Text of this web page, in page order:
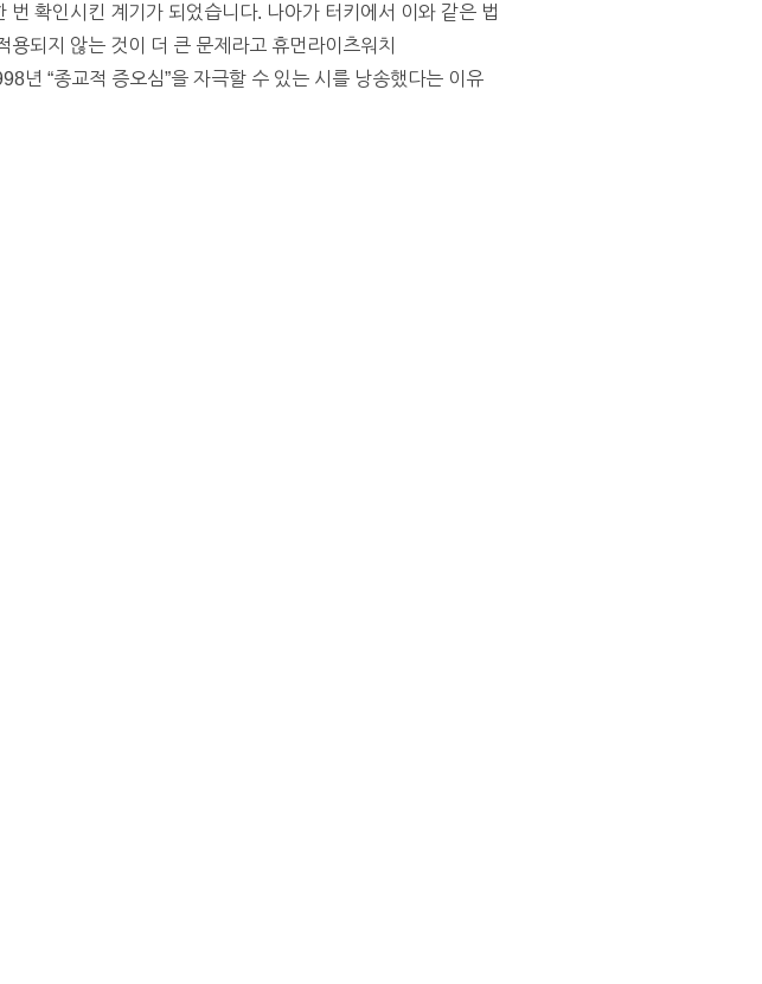
확인시킨 계기가 되었습니다. 나아가 터키에서 이와 같은 법
되지 않는 것이 더 큰 문제라고 휴먼라이츠워치
년 “종교적 증오심”을 자극할 수 있는 시를 낭송했다는 이유